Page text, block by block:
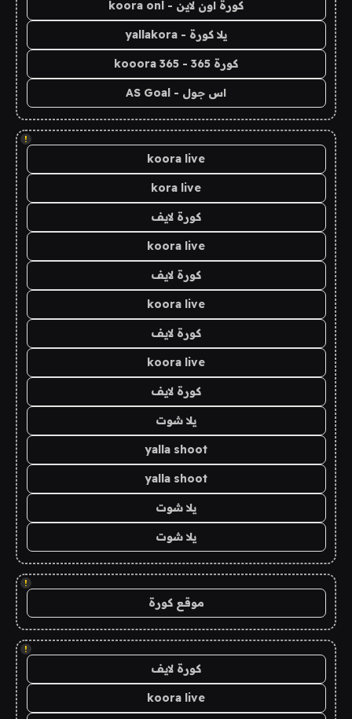
كورة اون لاين - koora onl
يلا كورة - yallakora
كورة 365 - kooora 365
اس جول - AS Goal
!
koora live
kora live
كورة لايف
koora live
كورة لايف
koora live
كورة لايف
koora live
كورة لايف
يلا شوت
yalla shoot
yalla shoot
يلا شوت
يلا شوت
!
موقع كورة
!
كورة لايف
koora live